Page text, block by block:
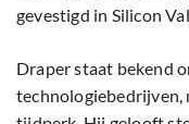
gevestigd in Silicon
Draper staat bekend
technologiebedrijven,